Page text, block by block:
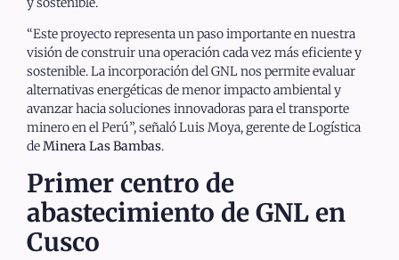
“Este proyecto representa un paso importante en nuestra
visión de construir una operación cada vez más eficiente y
sostenible. La incorporación del GNL nos permite evaluar
alternativas energéticas de menor impacto ambiental y
avanzar hacia soluciones innovadoras para el transporte
minero en el Perú”, señaló Luis Moya, gerente de Logística
deMinera Las Bambas.
Primer centro de
abastecimiento de GNL en
Cusco